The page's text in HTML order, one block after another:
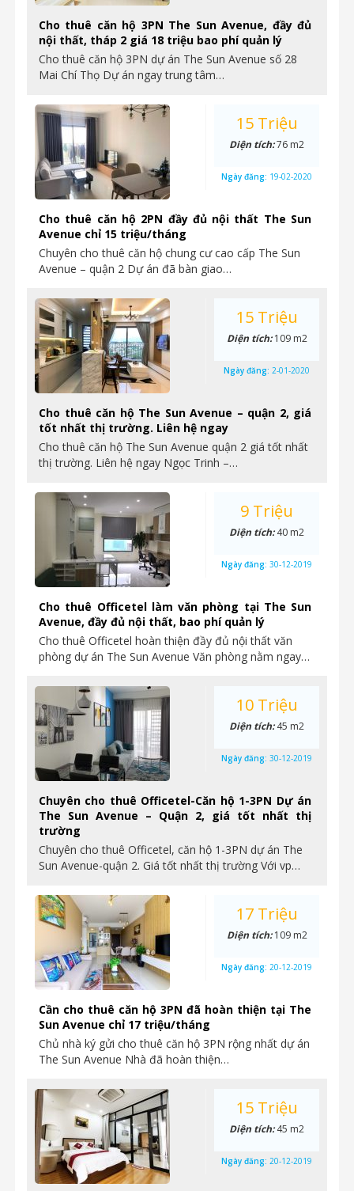
Cho thuê căn hộ 3PN The Sun Avenue, đầy đủ
nội thất, tháp 2 giá 18 triệu bao phí quản lý
Cho thuê căn hộ 3PN dự án The Sun Avenue số 28
Mai Chí Thọ Dự án ngay trung tâm…
Cho thuê căn hộ 2PN đầy đủ nội thất The Sun
Avenue chỉ 15 triệu/tháng
Chuyên cho thuê căn hộ chung cư cao cấp The Sun
Avenue – quận 2 Dự án đã bàn giao…
15 Triệu
Diện tích:76 m2
Ngày đăng: 19-02-2020
Cho thuê căn hộ The Sun Avenue – quận 2, giá
tốt nhất thị trường. Liên hệ ngay
Cho thuê căn hộ The Sun Avenue quận 2 giá tốt nhất
thị trường. Liên hệ ngay Ngọc Trinh –…
15 Triệu
Diện tích:109 m2
Ngày đăng: 2-01-2020
Cho thuê Officetel làm văn phòng tại The Sun
Avenue, đầy đủ nội thất, bao phí quản lý
Cho thuê Officetel hoàn thiện đầy đủ nội thất văn
phòng dự án The Sun Avenue Văn phòng nằm ngay…
9 Triệu
Diện tích:40 m2
Ngày đăng: 30-12-2019
Chuyên cho thuê Officetel-Căn hộ 1-3PN Dự án
The Sun Avenue – Quận 2, giá tốt nhất thị
trường
Chuyên cho thuê Officetel, căn hộ 1-3PN dự án The
Sun Avenue-quận 2. Giá tốt nhất thị trường Với vp…
10 Triệu
Diện tích:45 m2
Ngày đăng: 30-12-2019
Cần cho thuê căn hộ 3PN đã hoàn thiện tại The
Sun Avenue chỉ 17 triệu/tháng
Chủ nhà ký gửi cho thuê căn hộ 3PN rộng nhất dự án
The Sun Avenue Nhà đã hoàn thiện…
17 Triệu
Diện tích:109 m2
Ngày đăng: 20-12-2019
15 Triệu
Diện tích:45 m2
Ngày đăng: 20-12-2019